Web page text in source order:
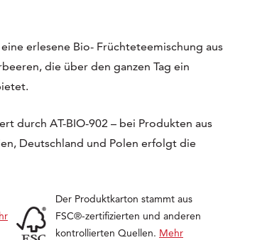
erlesene Bio- Früchteteemischung aus
die über den ganzen Tag ein
durch AT-BIO-902 – bei Produkten aus
Deutschland und Polen erfolgt die
Der Produktkarton stammt aus
FSC®-zertifizierten und anderen
kontrollierten Quellen. Mehr